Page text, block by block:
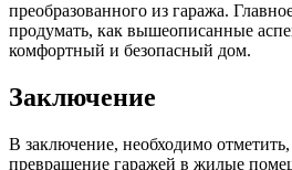
преобразованного из гаража.
продумать, как вышеописанные
комфортный и безопасный дом.
Заключение
В заключение, необходимо отметить,
превращение гаражей в жилые